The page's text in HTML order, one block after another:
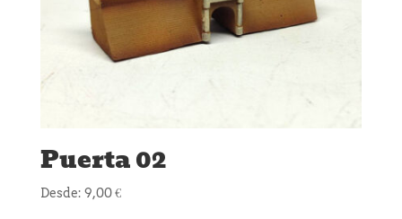
Puerta 02
Desde: 9,00€